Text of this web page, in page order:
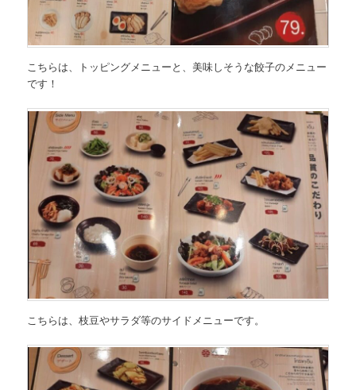
こちらは、トッピングメニューと、美味しそうな餃子のメニュー
です！
こちらは、枝豆やサラダ等のサイドメニューです。